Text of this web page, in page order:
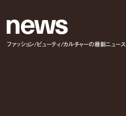
news
ファッション/ビューティ/カルチャーの最新ニュース